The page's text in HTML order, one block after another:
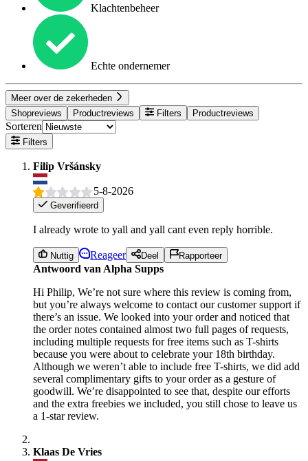
Klachtenbeheer
Echte ondernemer
Meer over de zekerheden
Shopreviews
Productreviews Filters Productreviews
Sorteren
Filters
Filip Vršánsky
5-8-2026
Geverifieerd
I already wrote to yall and yall cant even reply horrible.
Nuttig Reageer Deel Rapporteer
Antwoord van Alpha Supps
Hi Philip, We’re not sure where this review is coming from,
but you’re always welcome to contact our customer support if
there’s an issue. We looked into your order and noticed that
the order notes contained almost two full pages of requests,
including multiple requests for free items such as T-shirts
because you were about to celebrate your 18th birthday.
Although we weren’t able to include free T-shirts, we did add
several complimentary gifts to your order as a gesture of
goodwill. We’re disappointed to see that, despite our efforts
and the extra freebies we included, you still chose to leave us
a 1-star review.
Klaas De Vries